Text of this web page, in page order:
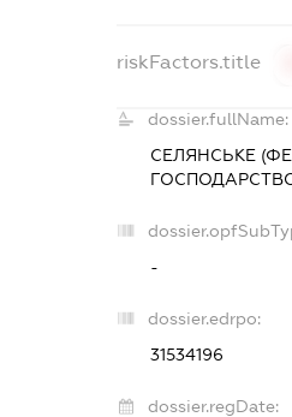
riskFactors.title
dossier.fullName:
СЕЛЯНСЬКЕ
ГОСПОДАРСТВО
-
dossier.edrpo:
31534196
dossier.regDate: